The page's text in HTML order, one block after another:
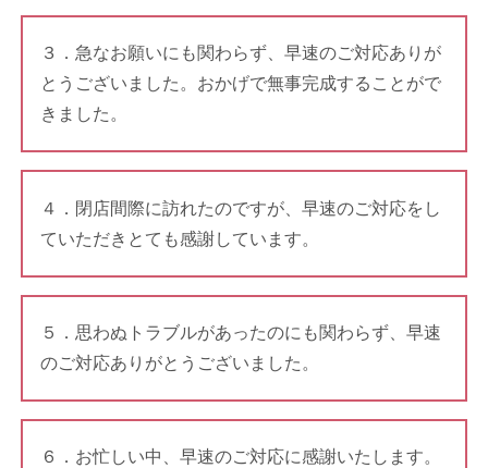
３．急なお願いにも関わらず、早速のご対応ありが
とうございました。おかげで無事完成することがで
きました。
４．閉店間際に訪れたのですが、早速のご対応をし
ていただきとても感謝しています。
５．思わぬトラブルがあったのにも関わらず、早速
のご対応ありがとうございました。
６．お忙しい中、早速のご対応に感謝いたします。